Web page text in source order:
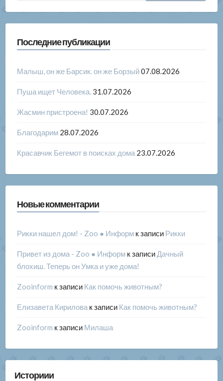
Последние публикации
Малыш, он же Барсик. он же Борзый07.08.2026
Пуша ищет Человека. 31.07.2026
Жасмин пристроена! 30.07.2026
Благодарим 28.07.2026
Красавчик Бегемот в поисках дома 23.07.2026
Новые комментарии
Рикки нашел дом! - Zoo ● Информк записи Рикки
Привет из дома - Zoo ● Информк записи Дачный
блохиш. Теперь он Умка и уже дома!
Zooinform к записи Как помочь животным?
Елизавета Кириловак записи Как помочь животным?
Zooinform к записи Милаша
Историии